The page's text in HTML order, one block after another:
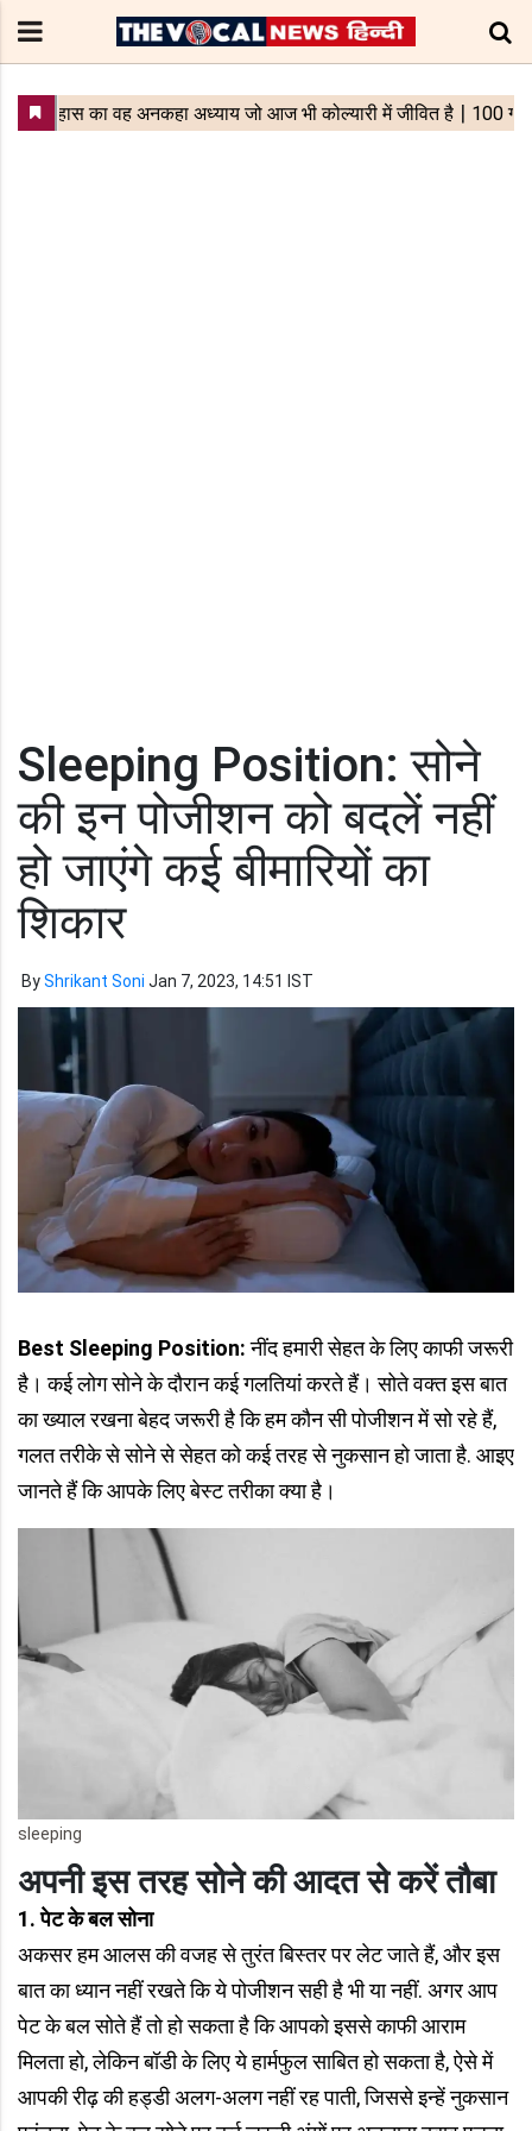
Sleeping Position: सोने
की इन पोजीशन को बदलें नहीं
हो जाएंगे कई बीमारियों का
शिकार
ByShrikant Soni Jan 7, 2023, 14:51 IST
Best Sleeping Position:नींद हमारी सेहत के लिए काफी जरूरी
है। कई लोग सोने के दौरान कई गलतियां करते हैं। सोते वक्त इस बात
का ख्याल रखना बेहद जरूरी है कि हम कौन सी पोजीशन में सो रहे हैं,
गलत तरीके से सोने से सेहत को कई तरह से नुकसान हो जाता है. आइए
जानते हैं कि आपके लिए बेस्ट तरीका क्या है।
sleeping
अपनी इस तरह सोने की आदत से करें तौबा
1.पेट के बल सोना
अकसर हम आलस की वजह से तुरंत बिस्तर पर लेट जाते हैं, और इस
बात का ध्यान नहीं रखते कि ये पोजीशन सही है भी या नहीं. अगर आप
पेट के बल सोते हैं तो हो सकता है कि आपको इससे काफी आराम
मिलता हो, लेकिन बॉडी के लिए ये हार्मफुल साबित हो सकता है, ऐसे में
आपकी रीढ़ की हड्डी अलग-अलग नहीं रह पाती, जिससे इन्हें नुकसान